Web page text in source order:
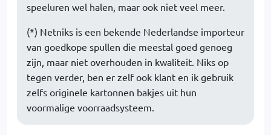
speeluren wel halen, maar ook niet veel meer.
(*) Netniks is een bekende Nederlandse importeur
van goedkope spullen die meestal goed genoeg
zijn, maar niet overhouden in kwaliteit. Niks op
tegen verder, ben er zelf ook klant en ik gebruik
zelfs originele kartonnen bakjes uit hun
voormalige voorraadsysteem.